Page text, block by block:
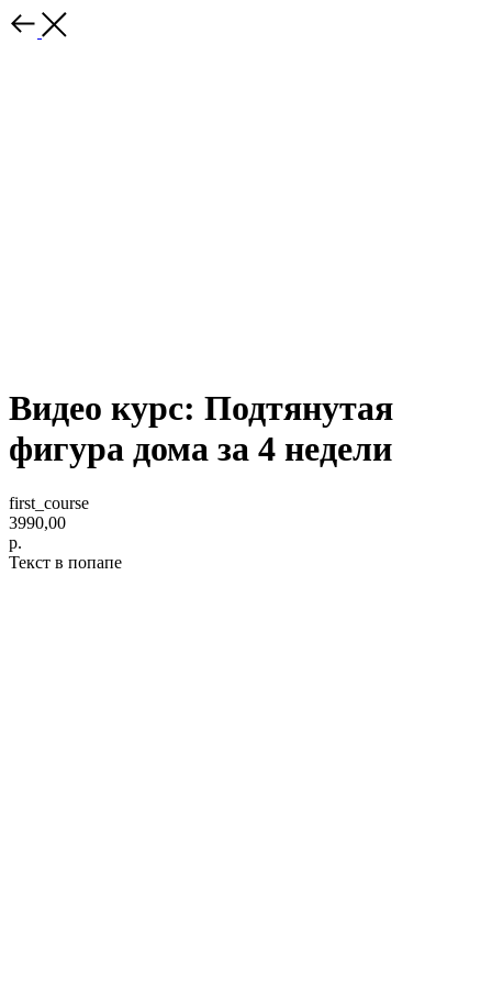
Видео курс: Подтянутая
фигура дома за 4 недели
first_course
3990,00
р.
Текст в попапе